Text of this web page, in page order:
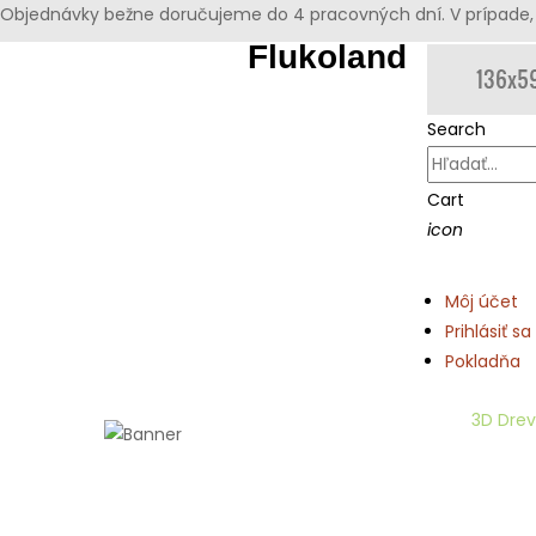
Objednávky bežne doručujeme do 4 pracovných dní. V
Flukoland
Search
Cart
icon
Môj účet
Prihlásiť sa
Pokladňa
3D